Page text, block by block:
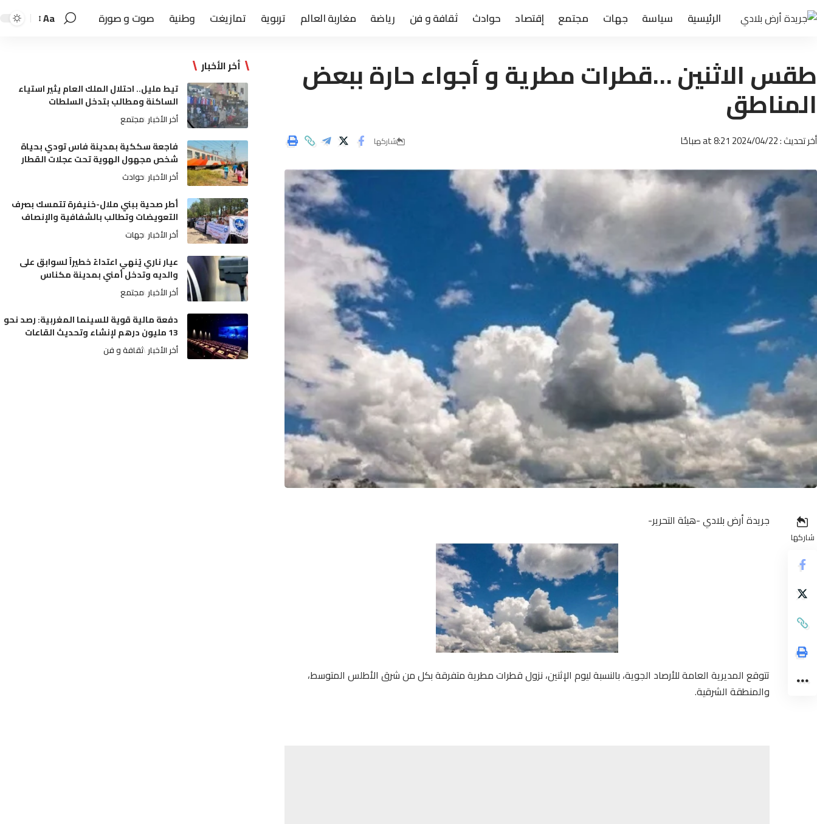
الرئيسية سياسة جهات مجتمع إقتصاد حوادث ثقافة و فن رياضة مغاربة العالم تربوية تمازيغت وطنية صوت و صورة Aa
طقس الاثنين …قطرات مطرية و أجواء حارة ببعض
المناطق
أخر تحديث : 2024/04/22 at 8:21 صباحًا شاركها
شاركها
جريدة أرض بلادي -هيئة التحرير-
تتوقع المديرية العامة للأرصاد الجوية، بالنسبة ليوم الإثنين، نزول قطرات مطرية متفرقة بكل من شرق الأطلس المتوسط،
والمنطقة الشرقية.
أخر الأخبار
تيط مليل.. احتلال الملك العام يثير استياء
الساكنة ومطالب بتدخل السلطات
أخر الأخبار مجتمع
فاجعة سككية بمدينة فاس تودي بحياة
شخص مجهول الهوية تحت عجلات القطار
أخر الأخبار حوادث
أطر صحية ببني ملال-خنيفرة تتمسك بصرف
التعويضات وتطالب بالشفافية والإنصاف
أخر الأخبار جهات
عيار ناري يُنهي اعتداءً خطيراً لسوابق على
والديه وتدخل أمني بمدينة مكناس
أخر الأخبار مجتمع
دفعة مالية قوية للسينما المغربية: رصد نحو
13 مليون درهم لإنشاء وتحديث القاعات
أخر الأخبار ثقافة و فن